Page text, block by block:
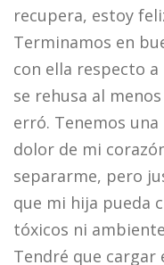
recupera, estoy
Terminamos en
con ella respecto
se rehusa al
erró. Tenemos una
dolor de mi
separarme, pero
que mi hija pueda
tóxicos ni
Tendré que